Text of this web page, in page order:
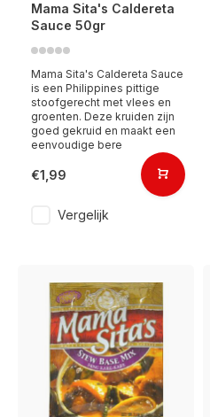
Mama Sita's Caldereta
Sauce 50gr
Mama Sita's Caldereta Sauce
is een Philippines pittige
stoofgerecht met vlees en
groenten. Deze kruiden zijn
goed gekruid en maakt een
eenvoudige bere
€1,99
Vergelijk